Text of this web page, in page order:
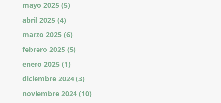
mayo 2025(5)
abril 2025(4)
marzo 2025(6)
febrero 2025(5)
enero 2025(1)
diciembre 2024(3)
noviembre 2024(10)